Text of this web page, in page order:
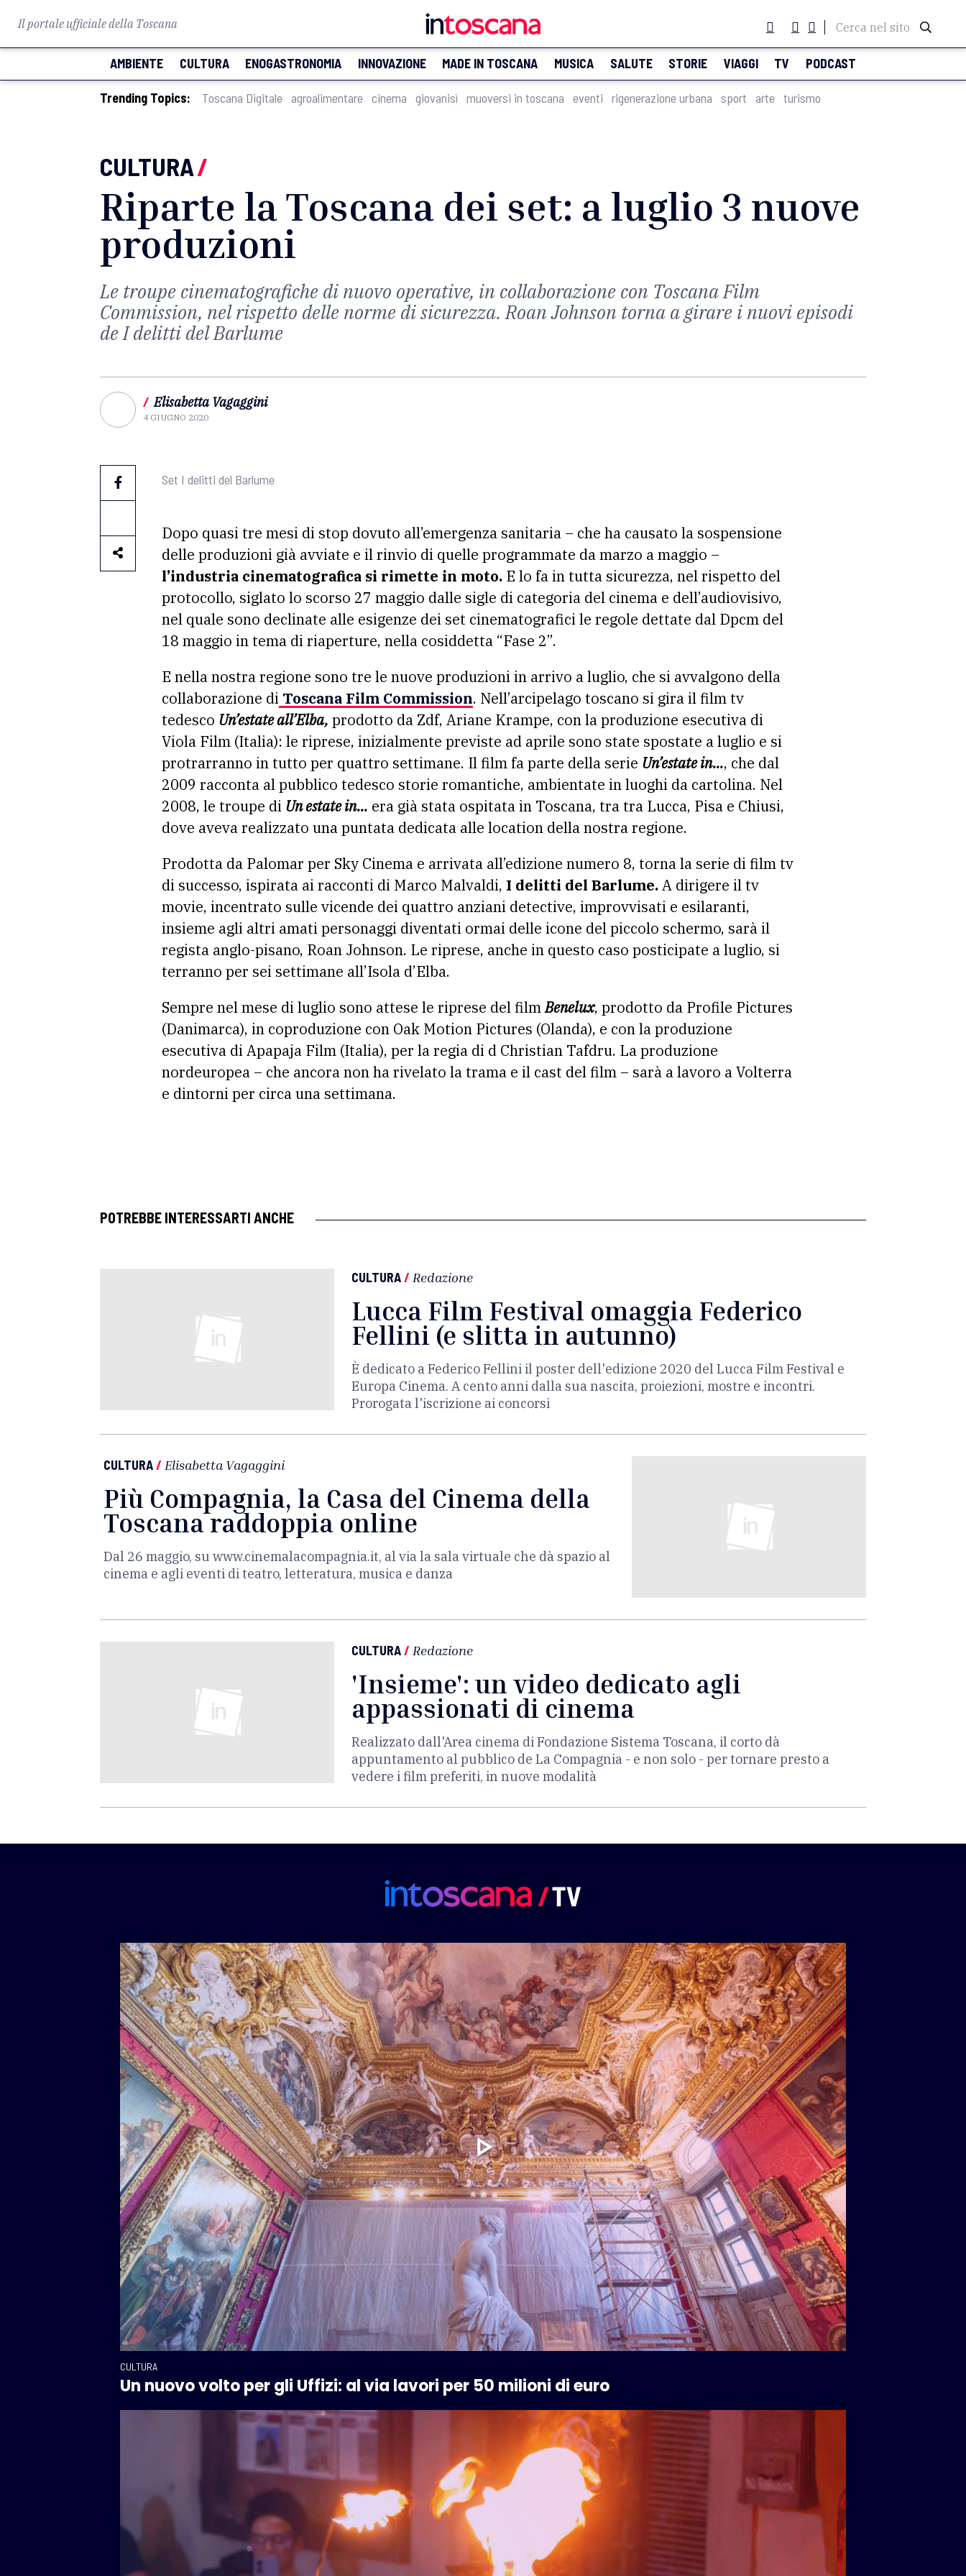
Il portale ufficiale della Toscana Cerca nel sito
AMBIENTE CULTURA ENOGASTRONOMIA INNOVAZIONE MADE IN TOSCANA MUSICA SALUTE STORIE VIAGGI TV PODCAST
Trending Topics: Toscana Digitale agroalimentare cinema giovanisì muoversi in toscana eventi rigenerazione urbana sport arte turismo
CULTURA/
Riparte la Toscana dei set: a luglio 3 nuove
produzioni
Le troupe cinematografiche di nuovo operative, in collaborazione con Toscana Film
Commission, nel rispetto delle norme di sicurezza. Roan Johnson torna a girare i nuovi episodi
de I delitti del Barlume
/ Elisabetta Vagaggini
4 GIUGNO 2020
Set I delitti del Barlume
Dopo quasi tre mesi di stop dovuto all’emergenza sanitaria – che ha causato la sospensione
delle produzioni già avviate e il rinvio di quelle programmate da marzo a maggio –
l’industria cinematografica si rimette in moto. E lo fa in tutta sicurezza, nel rispetto del
protocollo, siglato lo scorso 27 maggio dalle sigle di categoria del cinema e dell’audiovisivo,
nel quale sono declinate alle esigenze dei set cinematografici le regole dettate dal Dpcm del
18 maggio in tema di riaperture, nella cosiddetta “Fase 2”.
E nella nostra regione sono tre le nuove produzioni in arrivo a luglio, che si avvalgono della
collaborazione di Toscana Film Commission. Nell’arcipelago toscano si gira il film tv
tedesco Un’estate all’Elba, prodotto da Zdf, Ariane Krampe, con la produzione esecutiva di
Viola Film (Italia): le riprese, inizialmente previste ad aprile sono state spostate a luglio e si
protrarranno in tutto per quattro settimane. Il film fa parte della serie Un’estate in…, che dal
2009 racconta al pubblico tedesco storie romantiche, ambientate in luoghi da cartolina. Nel
2008, le troupe di Un estate in… era già stata ospitata in Toscana, tra tra Lucca, Pisa e Chiusi,
dove aveva realizzato una puntata dedicata alle location della nostra regione.
Prodotta da Palomar per Sky Cinema e arrivata all’edizione numero 8, torna la serie di film tv
di successo, ispirata ai racconti di Marco Malvaldi, I delitti del Barlume.A dirigere il tv
movie, incentrato sulle vicende dei quattro anziani detective, improvvisati e esilaranti,
insieme agli altri amati personaggi diventati ormai delle icone del piccolo schermo, sarà il
regista anglo-pisano, Roan Johnson. Le riprese, anche in questo caso posticipate a luglio, si
terranno per sei settimane all’Isola d’Elba.
Sempre nel mese di luglio sono attese le riprese del filmBenelux, prodotto da Profile Pictures
(Danimarca), in coproduzione con Oak Motion Pictures (Olanda), e con la produzione
esecutiva di Apapaja Film (Italia), per la regia di d Christian Tafdru. La produzione
nordeuropea – che ancora non ha rivelato la trama e il cast del film – sarà a lavoro a Volterra
e dintorni per circa una settimana.
POTREBBE INTERESSARTI ANCHE
CULTURA/ Redazione
Lucca Film Festival omaggia Federico
Fellini (e slitta in autunno)
È dedicato a Federico Fellini il poster dell'edizione 2020 del Lucca Film Festival e
Europa Cinema. A cento anni dalla sua nascita, proiezioni, mostre e incontri.
Prorogata l'iscrizione ai concorsi
CULTURA/ Elisabetta Vagaggini
Più Compagnia, la Casa del Cinema della
Toscana raddoppia online
Dal 26 maggio, su www.cinemalacompagnia.it, al via la sala virtuale che dà spazio al
cinema e agli eventi di teatro, letteratura, musica e danza
CULTURA/ Redazione
'Insieme': un video dedicato agli
appassionati di cinema
Realizzato dall'Area cinema di Fondazione Sistema Toscana, il corto dà
appuntamento al pubblico de La Compagnia - e non solo - per tornare presto a
vedere i film preferiti, in nuove modalità
CULTURA
Un nuovo volto per gli Uffizi: al via lavori per 50 milioni di euro